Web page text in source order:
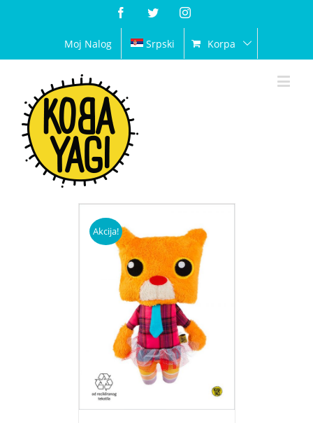
FacebookTwitterInstagram
Moj Nalog Srpski Korpa
Akcija!